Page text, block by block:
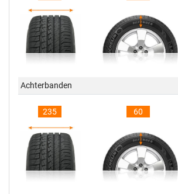
Achterbanden
235 60